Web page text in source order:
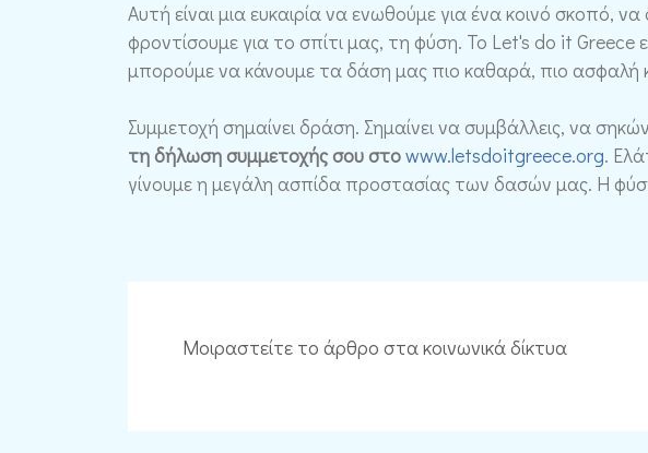
Αυτή είναι μια ευκαιρία να ενωθούμε για ένα κοινό σκοπό,
φροντίσουμε για το σπίτι μας, τη φύση. Το Let's do it Greece
μπορούμε να κάνουμε τα δάση μας πιο καθαρά, πιο ασφαλή
Συμμετοχή σημαίνει δράση. Σημαίνει να συμβάλλεις, να
τη δήλωση συμμετοχής σου στοwww.letsdoitgreece.org.
γίνουμε η μεγάλη ασπίδα προστασίας των δασών μας. Η
Μοιραστείτε το άρθρο στα κοινωνικά δίκτυα